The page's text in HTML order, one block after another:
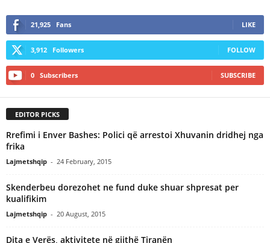
21,925 Fans LIKE
3,912 Followers FOLLOW
0 Subscribers SUBSCRIBE
EDITOR PICKS
Rrefimi i Enver Bashes: Polici që arrestoi Xhuvanin dridhej nga
frika
Lajmetshqip - 24 February, 2015
Skenderbeu dorezohet ne fund duke shuar shpresat per
kualifikim
Lajmetshqip - 20 August, 2015
Dita e Verës, aktivitete në gjithë Tiranën